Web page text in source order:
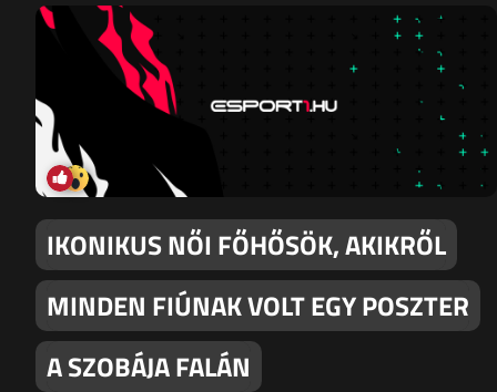
IKONIKUS NŐI FŐHŐSÖK, AKIKRŐL
MINDEN FIÚNAK VOLT EGY POSZTER
A SZOBÁJA FALÁN